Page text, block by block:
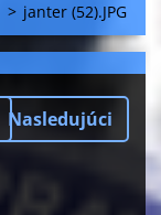
> janter (52).JPG
Nasledujúci